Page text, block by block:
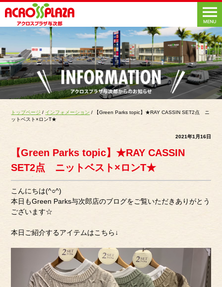
トップページ / インフォメーション / 【Green Parks topic】★RAY CASSIN SET2点 ニ
ットベスト×ロンT★
2021年1月16日
【Green Parks topic】★RAY CASSIN
SET2点 ニットベスト×ロンT★
こんにちは(^○^)
本日もGreen Parks与次郎店のブログをご覧いただきありがとう
ございます☆
本日ご紹介するアイテムはこちら↓